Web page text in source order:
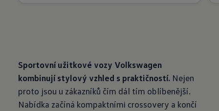
Sportovní užitkové vozy Volkswagen
kombinují stylový vzhled s praktičností. Nejen
proto jsou u zákazníků čím dál tím oblíbenější.
Nabídka začíná kompaktními crossovery a končí